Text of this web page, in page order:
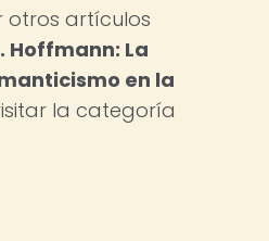
otros artículos
Hoffmann: La
en la
la categoría